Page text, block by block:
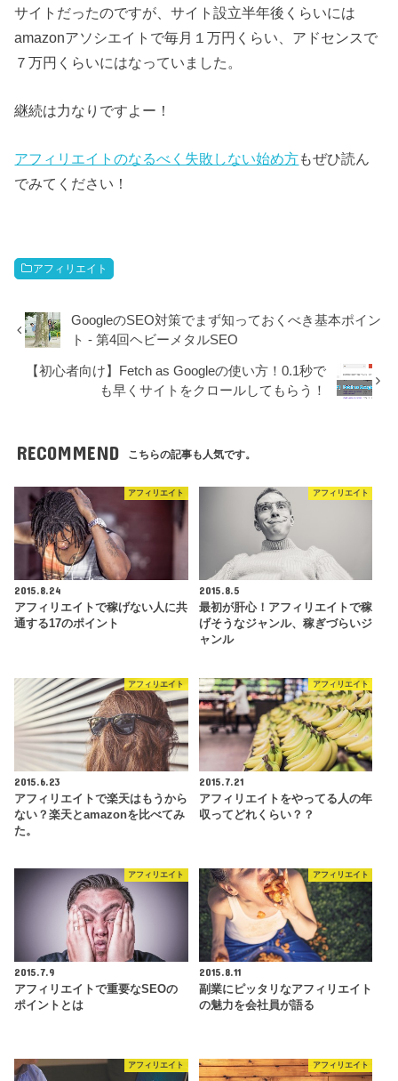
サイトだったのですが、サイト設立半年後くらいには
amazonアソシエイトで毎月１万円くらい、アドセンスで
７万円くらいにはなっていました。
継続は力なりですよー！
アフィリエイトのなるべく失敗しない始め方もぜひ読ん
でみてください！
アフィリエイト
GoogleのSEO対策でまず知っておくべき基本ポイン
ト - 第4回ヘビーメタルSEO
【初心者向け】Fetch as Googleの使い方！0.1秒で
も早くサイトをクロールしてもらう！
RECOMMEND こちらの記事も人気です。
アフィリエイト
2015.8.24
アフィリエイトで稼げない人に共
通する17のポイント
アフィリエイト
2015.8.5
最初が肝心！アフィリエイトで稼
げそうなジャンル、稼ぎづらいジ
ャンル
アフィリエイト
2015.6.23
アフィリエイトで楽天はもうから
ない？楽天とamazonを比べてみ
た。
アフィリエイト
2015.7.21
アフィリエイトをやってる人の年
収ってどれくらい？？
アフィリエイト
2015.7.9
アフィリエイトで重要なSEOの
ポイントとは
アフィリエイト
2015.8.11
副業にピッタリなアフィリエイト
の魅力を会社員が語る
アフィリエイト アフィリエイト